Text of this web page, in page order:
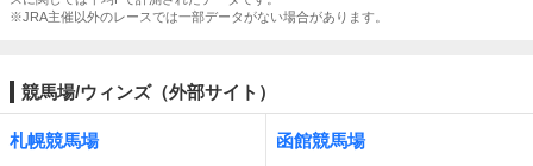
※JRA主催以外のレースでは一部データがない場合があります。
競馬場/ウィンズ（外部サイト）
札幌競馬場 函館競馬場